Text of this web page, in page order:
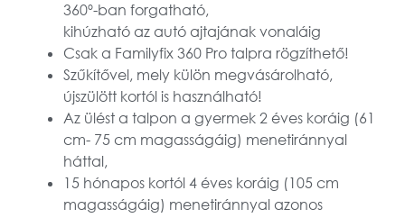
360º-ban forgatható,
kihúzható az autó ajtajának vonaláig
Csak a Familyfix 360 Pro talpra rögzíthető!
Szűkítővel, mely külön megvásárolható,
újszülött kortól is használható!
Az ülést a talpon a gyermek 2 éves koráig (61
cm- 75 cm magasságáig) menetiránnyal
háttal,
15 hónapos kortól 4 éves koráig (105 cm
magasságáig) menetiránnyal azonos